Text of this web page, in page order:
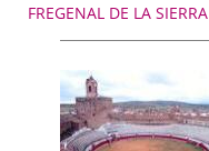
FREGENAL DE LA SIERRA